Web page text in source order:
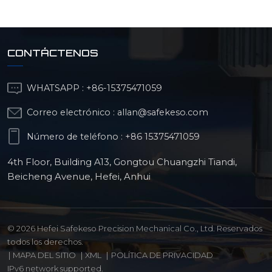
CONTÁCTENOS
WHATSAPP : +86-15375471059
Correo electrónico : allan@safekeso.com
Número de teléfono : +86 15375471059
4th Floor, Building A13, Gongtou Chuangzhi Tiandi,
Beicheng Avenue, Hefei, Anhui
© 2026 Hefei Safekeso Precision Mechanical Co., Ltd. Reservados
todos los derechos.
| MAPA DEL SITIO | XML | POLÍTICA DE PRIVACIDAD
IPv6 network supported.